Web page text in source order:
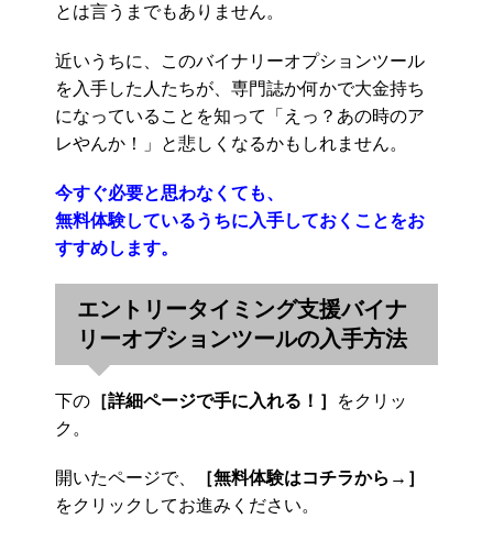
とは言うまでもありません。
近いうちに、このバイナリーオプションツール
を入手した人たちが、専門誌か何かで大金持ち
になっていることを知って「えっ？あの時のア
レやんか！」と悲しくなるかもしれません。
今すぐ必要と思わなくても、
無料体験しているうちに入手しておくことをお
すすめします。
エントリータイミング支援バイナ
リーオプションツールの入手方法
下の ［詳細ページで手に入れる！］
をクリッ
ク。
開いたページで、
［無料体験はコチラから→］
をクリックしてお進みください。